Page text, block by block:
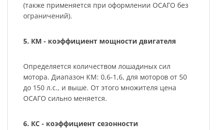
(также применяется при оформлении ОСАГО без
ограничений).
5. КМ - коэффициент мощности двигателя
Определяется количеством лошадиных сил
мотора. Диапазон КМ: 0,6-1,6, для моторов от 50
до 150 л.с., и выше. От этого множителя цена
ОСАГО сильно меняется.
6. КС - коэффициент сезонности